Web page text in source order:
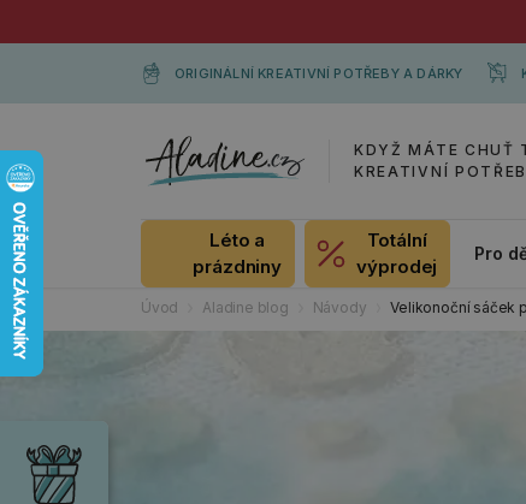
ORIGINÁLNÍ KREATIVNÍ POTŘEBY A DÁRKY
KDYŽ MÁTE CHUŤ
KREATIVNÍ
Léto a
prázdniny
Totální
výprodej
Pro
Úvod Aladine blog Návody Velikonoční sáček